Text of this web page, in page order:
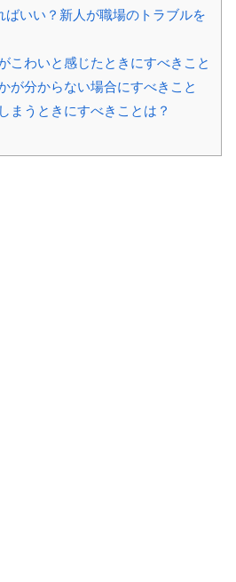
ばいい？新人が職場のトラブルを
こわいと感じたときにすべきこと
が分からない場合にすべきこと
まうときにすべきことは？